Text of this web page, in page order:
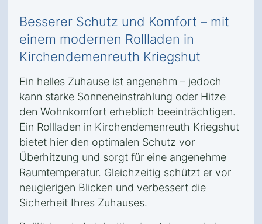
Besserer Schutz und Komfort – mit
einem modernen Rollladen in
Kirchendemenreuth Kriegshut
Ein helles Zuhause ist angenehm – jedoch
kann starke Sonneneinstrahlung oder Hitze
den Wohnkomfort erheblich beeinträchtigen.
Ein Rollladen in Kirchendemenreuth Kriegshut
bietet hier den optimalen Schutz vor
Überhitzung und sorgt für eine angenehme
Raumtemperatur. Gleichzeitig schützt er vor
neugierigen Blicken und verbessert die
Sicherheit Ihres Zuhauses.